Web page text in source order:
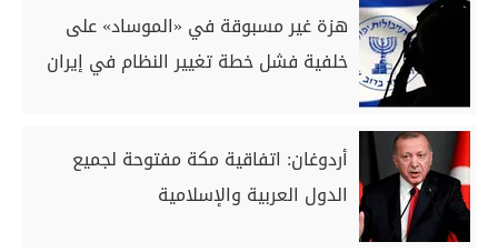
هزة غير مسبوقة في «الموساد» على
خلفية فشل خطة تغيير النظام في إيران
أردوغان: اتفاقية مكة مفتوحة لجميع
الدول العربية والإسلامية